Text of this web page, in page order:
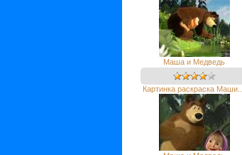
Маша и Медведь
Картинка раскраска Маши...